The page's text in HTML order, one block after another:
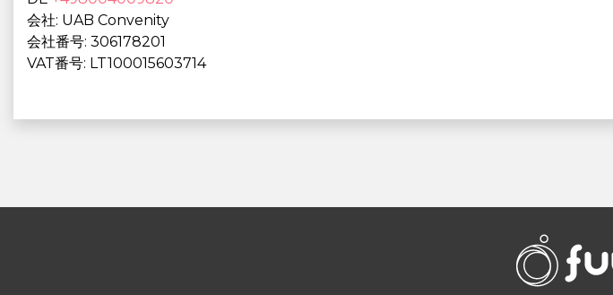
会社: UAB Convenity
会社番号: 306178201
VAT番号: LT100015603714